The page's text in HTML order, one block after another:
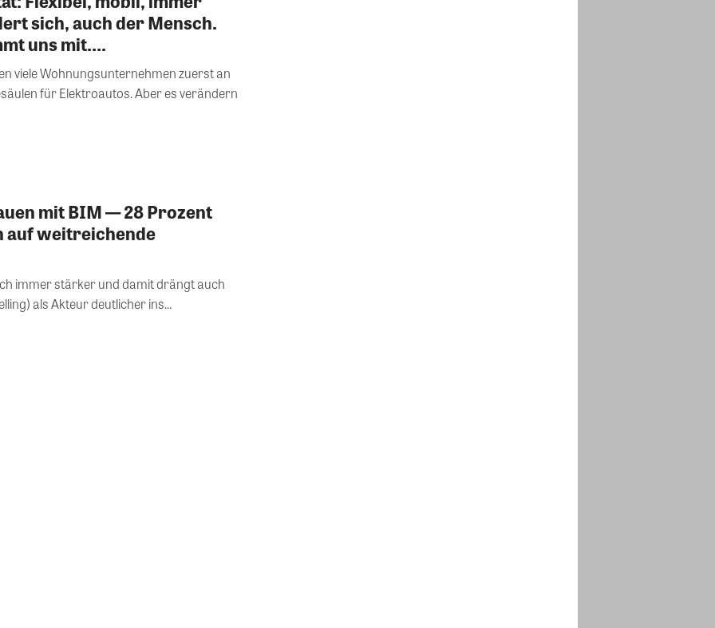
sich, auch der Mensch.
uns mit….
viele Wohnungsunternehmen zuerst an
für Elektroautos. Aber es verändern
mit BIM — 28 Prozent
auf weitreichende
immer stärker und damit drängt auch
als Akteur deutlicher ins...